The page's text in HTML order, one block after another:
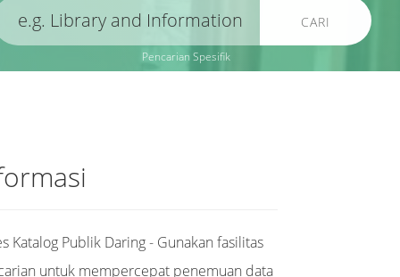
CARI
Pencarian Spesifik
Katalog Publik Daring - Gunakan fasilitas
untuk mempercepat penemuan data